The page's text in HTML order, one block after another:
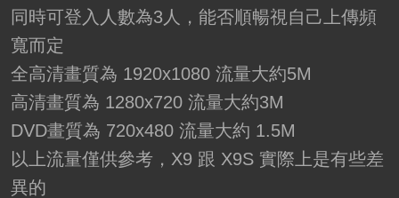
同時可登入人數為3人，能否順暢視自己上傳頻
寬而定
全高清畫質為 1920x1080 流量大約5M
高清畫質為 1280x720 流量大約3M
DVD畫質為 720x480 流量大約 1.5M
以上流量僅供參考，X9 跟 X9S 實際上是有些差
異的